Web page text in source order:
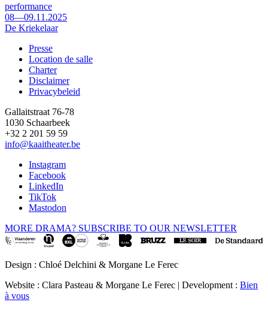
performance
08—09.11.2025
De Kriekelaar
Footer
Presse
Location de salle
Charter
Disclaimer
Privacybeleid
Gallaitstraat 76-78
1030 Schaarbeek
+32 2 201 59 59
info@kaaitheater.be
Instagram
Facebook
LinkedIn
TikTok
Mastodon
MORE DRAMA? SUBSCRIBE TO OUR NEWSLETTER
Design : Chloé Delchini & Morgane Le Ferec
Website : Clara Pasteau & Morgane Le Ferec | Development : Bien
à vous